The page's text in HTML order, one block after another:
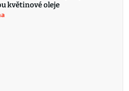
květinové oleje